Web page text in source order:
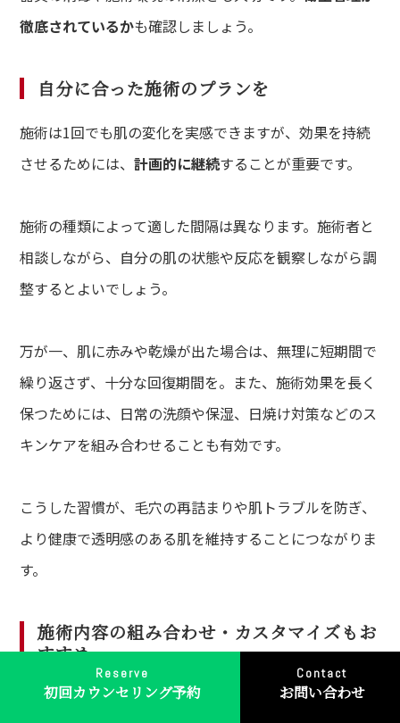
Reserve
初回カウンセリング予約
Contact
お問い合わせ
徹底されているかも確認しましょう。
自分に合った施術のプランを
施術は1回でも肌の変化を実感できますが、効果を持続
させるためには、計画的に継続することが重要です。
施術の種類によって適した間隔は異なります。施術者と
相談しながら、自分の肌の状態や反応を観察しながら調
整するとよいでしょう。
万が一、肌に赤みや乾燥が出た場合は、無理に短期間で
繰り返さず、十分な回復期間を。また、施術効果を長く
保つためには、日常の洗顔や保湿、日焼け対策などのス
キンケアを組み合わせることも有効です。
こうした習慣が、毛穴の再詰まりや肌トラブルを防ぎ、
より健康で透明感のある肌を維持することにつながりま
す。
施術内容の組み合わせ・カスタマイズもお
すすめ
毛穴洗浄の効果を高めるためには、
施術内容の組み合わ